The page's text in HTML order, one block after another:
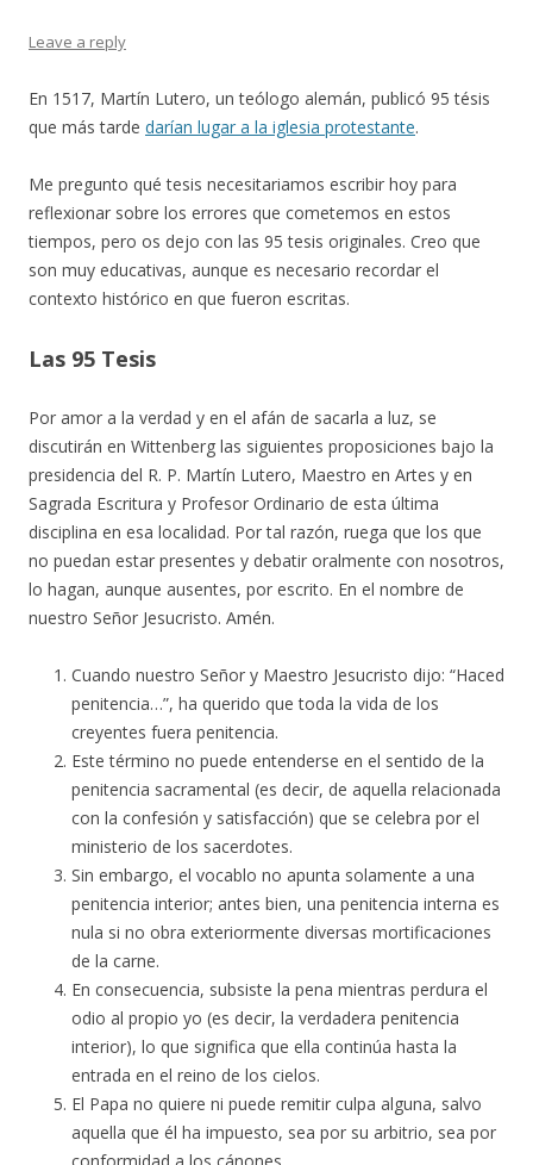
Leave a reply
En 1517, Martín Lutero, un teólogo alemán, publicó 95 tésis
que más tarde darían lugar a la iglesia protestante.
Me pregunto qué tesis necesitariamos escribir hoy para
reflexionar sobre los errores que cometemos en estos
tiempos, pero os dejo con las 95 tesis originales. Creo que
son muy educativas, aunque es necesario recordar el
contexto histórico en que fueron escritas.
Las 95 Tesis
Por amor a la verdad y en el afán de sacarla a luz, se
discutirán en Wittenberg las siguientes proposiciones bajo la
presidencia del R. P. Martín Lutero, Maestro en Artes y en
Sagrada Escritura y Profesor Ordinario de esta última
disciplina en esa localidad. Por tal razón, ruega que los que
no puedan estar presentes y debatir oralmente con nosotros,
lo hagan, aunque ausentes, por escrito. En el nombre de
nuestro Señor Jesucristo. Amén.
Cuando nuestro Señor y Maestro Jesucristo dijo: “Haced
penitencia…”, ha querido que toda la vida de los
creyentes fuera penitencia.
Este término no puede entenderse en el sentido de la
penitencia sacramental (es decir, de aquella relacionada
con la confesión y satisfacción) que se celebra por el
ministerio de los sacerdotes.
Sin embargo, el vocablo no apunta solamente a una
penitencia interior; antes bien, una penitencia interna es
nula si no obra exteriormente diversas mortificaciones
de la carne.
En consecuencia, subsiste la pena mientras perdura el
odio al propio yo (es decir, la verdadera penitencia
interior), lo que significa que ella continúa hasta la
entrada en el reino de los cielos.
El Papa no quiere ni puede remitir culpa alguna, salvo
aquella que él ha impuesto, sea por su arbitrio, sea por